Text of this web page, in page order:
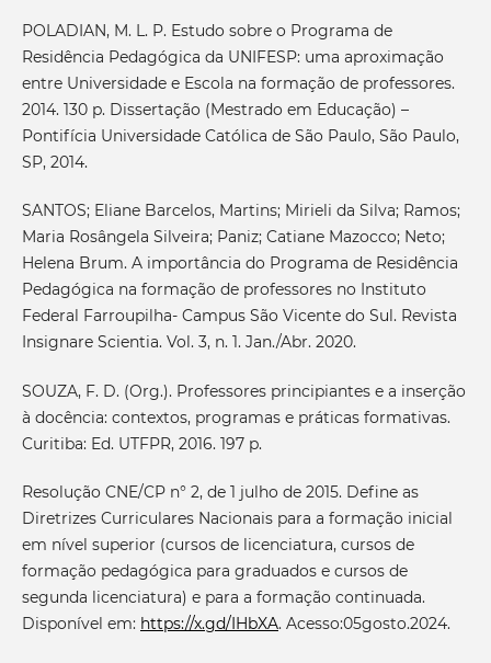
POLADIAN, M. L. P. Estudo sobre o Programa de
Residência Pedagógica da UNIFESP: uma aproximação
entre Universidade e Escola na formação de professores.
2014. 130 p. Dissertação (Mestrado em Educação) –
Pontifícia Universidade Católica de São Paulo, São Paulo,
SP, 2014.
SANTOS; Eliane Barcelos, Martins; Mirieli da Silva; Ramos;
Maria Rosângela Silveira; Paniz; Catiane Mazocco; Neto;
Helena Brum. A importância do Programa de Residência
Pedagógica na formação de professores no Instituto
Federal Farroupilha- Campus São Vicente do Sul. Revista
Insignare Scientia. Vol. 3, n. 1. Jan./Abr. 2020.
SOUZA, F. D. (Org.). Professores principiantes e a inserção
à docência: contextos, programas e práticas formativas.
Curitiba: Ed. UTFPR, 2016. 197 p.
Resolução CNE/CP n° 2, de 1 julho de 2015. Define as
Diretrizes Curriculares Nacionais para a formação inicial
em nível superior (cursos de licenciatura, cursos de
formação pedagógica para graduados e cursos de
segunda licenciatura) e para a formação continuada.
Disponível em: https://x.gd/IHbXA. Acesso:05gosto.2024.